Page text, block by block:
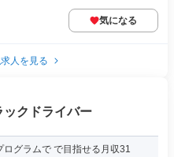
気になる
人を見る
クドライバー
ログラムで で目指せる月収31